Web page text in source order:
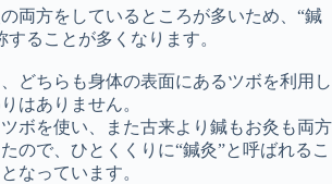
両方をしているところが多いため、“鍼
ることが多くなります。
どちらも身体の表面にあるツボを利用し
はありません。
ボを使い、また古来より鍼もお灸も両方
ので、ひとくくりに“鍼灸”と呼ばれるこ
なっています。